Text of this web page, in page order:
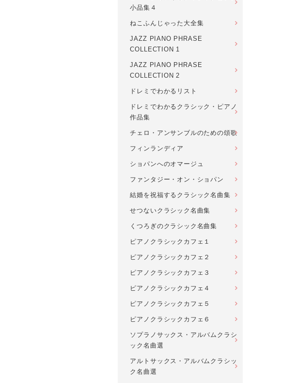
小品集４
ねこふんじゃった大全集
JAZZ PIANO PHRASE
COLLECTION 1
JAZZ PIANO PHRASE
COLLECTION 2
ドレミでわかるリスト
ドレミでわかるクラシック・ピアノ
作品集
チェロ・アンサンブルのための頌歌
フィンランディア
ショパンへのオマージュ
ファンタジー・オン・ショパン
結婚を祝福するクラシック名曲集
せつないクラシック名曲集
くつろぎのクラシック名曲集
ピアノクラシックカフェ１
ピアノクラシックカフェ２
ピアノクラシックカフェ３
ピアノクラシックカフェ４
ピアノクラシックカフェ５
ピアノクラシックカフェ６
ソプラノサックス・アルバムクラシ
ック名曲選
アルトサックス・アルバムクラシッ
ク名曲選